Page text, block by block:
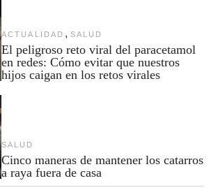
ACTUALIDAD , SALUD
El peligroso reto viral del paracetamol
en redes: Cómo evitar que nuestros
hijos caigan en los retos virales
SALUD
Cinco maneras de mantener los catarros
a raya fuera de casa